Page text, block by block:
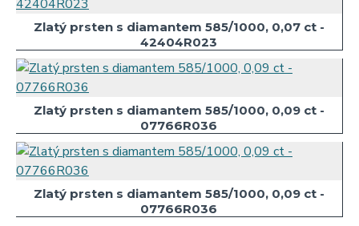
Zlatý prsten s diamantem 585/1000, 0,07 ct -
42404R023
Zlatý prsten s diamantem 585/1000, 0,09 ct -
07766R036
Zlatý prsten s diamantem 585/1000, 0,09 ct -
07766R036